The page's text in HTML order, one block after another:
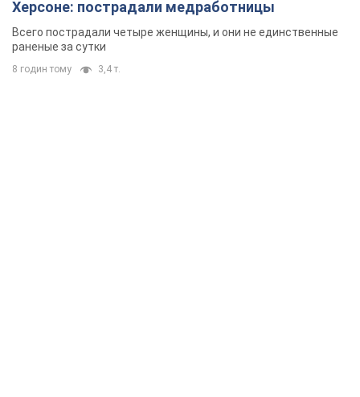
Херсоне: пострадали медработницы
Всего пострадали четыре женщины, и они не единственные
раненые за сутки
8 годин тому 3,4 т.